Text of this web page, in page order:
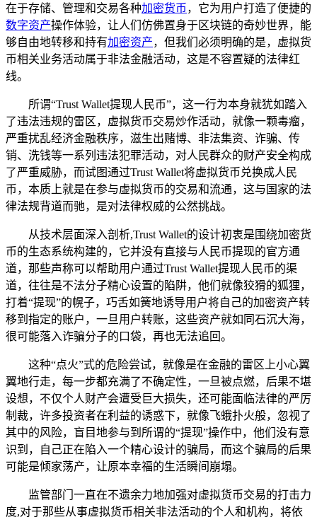
在于存储、管理和交易各种加密货币 ，它为用户打造了便捷的
数字资产操作体验，让人们仿佛置身于区块链的奇妙世界，能
够自由地转移和持有加密资产，但我们必须明确的是，虚拟货
币相关业务活动属于非法金融活动，这是不容置疑的法律红
线。
所谓“Trust Wallet提现人民币”，这一行为本身就犹如踏入
了违法违规的雷区，虚拟货币交易炒作活动，就像一颗毒瘤，
严重扰乱经济金融秩序，滋生出赌博、非法集资、诈骗、传
销、洗钱等一系列违法犯罪活动，对人民群众的财产安全构成
了严重威胁，而试图通过Trust Wallet将虚拟货币兑换成人民
币，本质上就是在参与虚拟货币的交易和流通，这与国家的法
律法规背道而驰，是对法律权威的公然挑战。
从技术层面深入剖析,Trust Wallet的设计初衷是围绕加密货
币的生态系统构建的，它并没有直接与人民币提现的官方通
道，那些声称可以帮助用户通过Trust Wallet提现人民币的渠
道，往往是不法分子精心设置的陷阱，他们就像狡猾的狐狸，
打着“提现”的幌子，巧舌如簧地诱导用户将自己的加密资产转
移到指定的账户，一旦用户转账，这些资产就如同石沉大海，
很可能落入诈骗分子的口袋，再也无法追回。
这种“点火”式的危险尝试，就像是在金融的雷区上小心翼
翼地行走，每一步都充满了不确定性，一旦被点燃，后果不堪
设想，不仅个人财产会遭受巨大损失，还可能面临法律的严厉
制裁，许多投资者在利益的诱惑下，就像飞蛾扑火般，忽视了
其中的风险，盲目地参与到所谓的“提现”操作中，他们没有意
识到，自己正在陷入一个精心设计的骗局，而这个骗局的后果
可能是倾家荡产，让原本幸福的生活瞬间崩塌。
监管部门一直在不遗余力地加强对虚拟货币交易的打击力
度,对于那些从事虚拟货币相关非法活动的个人和机构，将依